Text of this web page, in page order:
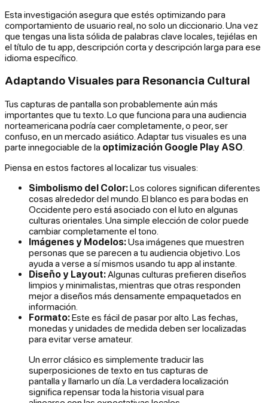
Esta investigación asegura que estés optimizando para
comportamiento de usuario real, no solo un diccionario. Una vez
que tengas una lista sólida de palabras clave locales, tejiélas en
el título de tu app, descripción corta y descripción larga para ese
idioma específico.
Adaptando Visuales para Resonancia Cultural
Tus capturas de pantalla son probablemente aún más
importantes que tu texto. Lo que funciona para una audiencia
norteamericana podría caer completamente, o peor, ser
confuso, en un mercado asiático. Adaptar tus visuales es una
parte innegociable de la optimización Google Play ASO
Piensa en estos factores al localizar tus visuales:
Simbolismo del Color:Los colores significan diferentes
cosas alrededor del mundo. El blanco es para bodas en
Occidente pero está asociado con el luto en algunas
culturas orientales. Una simple elección de color puede
cambiar completamente el tono.
Imágenes y Modelos:Usa imágenes que muestren
personas que se parecen a tu audiencia objetivo. Los
ayuda a verse a sí mismos usando tu app al instante.
Diseño y Layout:Algunas culturas prefieren diseños
limpios y minimalistas, mientras que otras responden
mejor a diseños más densamente empaquetados en
información.
Formato:Este es fácil de pasar por alto. Las fechas,
monedas y unidades de medida deben ser localizadas
para evitar verse amateur.
Un error clásico es simplemente traducir las
superposiciones de texto en tus capturas de
pantalla y llamarlo un día. La verdadera localización
significa repensar toda la historia visual para